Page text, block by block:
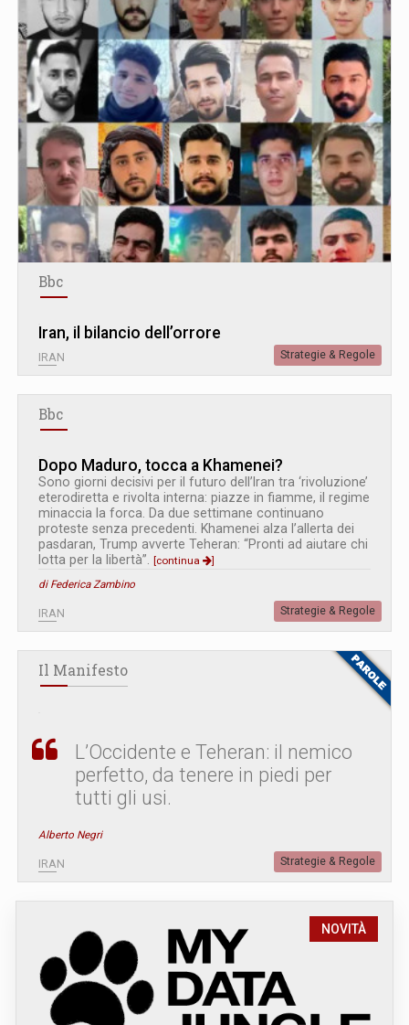
Bbc
Iran, il bilancio dell’orrore
IRAN Strategie & Regole
Bbc
Dopo Maduro, tocca a Khamenei?
Sono giorni decisivi per il futuro dell’Iran tra ‘rivoluzione’
eterodiretta e rivolta interna: piazze in fiamme, il regime
minaccia la forca. Da due settimane continuano
proteste senza precedenti. Khamenei alza l’allerta dei
pasdaran, Trump avverte Teheran: “Pronti ad aiutare chi
lotta per la libertà”. [continua
]
di Federica Zambino
IRAN Strategie & Regole
Il Manifesto
L’Occidente e Teheran: il nemico
perfetto, da tenere in piedi per
tutti gli usi.
Alberto Negri
IRAN Strategie & Regole
NOVITÀ